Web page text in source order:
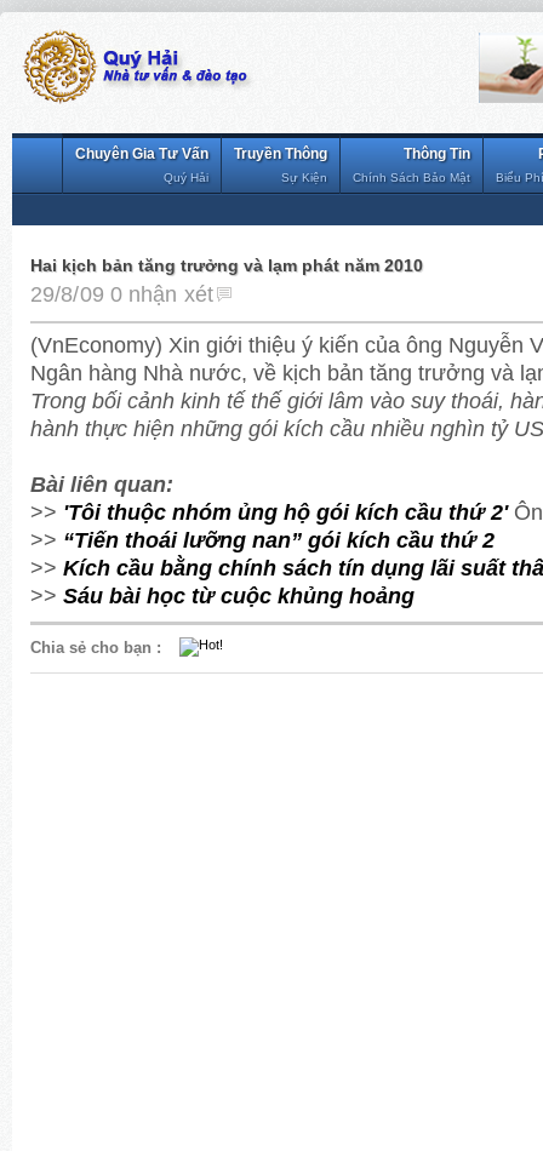
Biểu
Thông Tin
Chính Sách Bảo Mật
Truyền Thông
Sự Kiện
Chuyên Gia Tư Vấn
Quý Hải
Hai kịch bản tăng trưởng và lạm phát năm 2010
29/8/09 0 nhận xét
(VnEconomy) Xin giới thiệu ý kiến của ông Nguyễn
Ngân hàng Nhà nước, về kịch bản tăng trưởng và
Trong bối cảnh kinh tế thế giới lâm vào suy thoái,
hành thực hiện những gói kích cầu nhiều nghìn tỷ
Bài liên quan:
>> 'Tôi thuộc nhóm ủng hộ gói kích cầu thứ 2'
>> “Tiến thoái lưỡng nan” gói kích cầu thứ 2
>> Kích cầu bằng chính sách tín dụng lãi suất
>> Sáu bài học từ cuộc khủng hoảng
Chia sẻ cho bạn :